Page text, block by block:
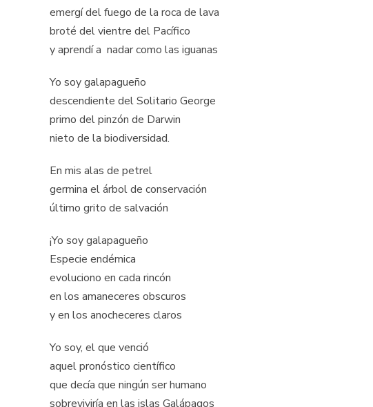
emergí del fuego de la roca de lava
broté del vientre del Pacífico
y aprendí a nadar como las iguanas
Yo soy galapagueño
descendiente del Solitario George
primo del pinzón de Darwin
nieto de la biodiversidad.
En mis alas de petrel
germina el árbol de conservación
último grito de salvación
¡Yo soy galapagueño
Especie endémica
evoluciono en cada rincón
en los amaneceres obscuros
y en los anocheceres claros
Yo soy, el que venció
aquel pronóstico científico
que decía que ningún ser humano
sobreviviría en las islas Galápagos